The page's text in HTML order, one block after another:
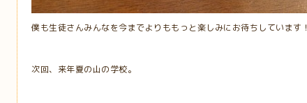
僕も生徒さんみんなを今までよりももっと楽しみにお待ちしています！
次回、来年夏の山の学校。